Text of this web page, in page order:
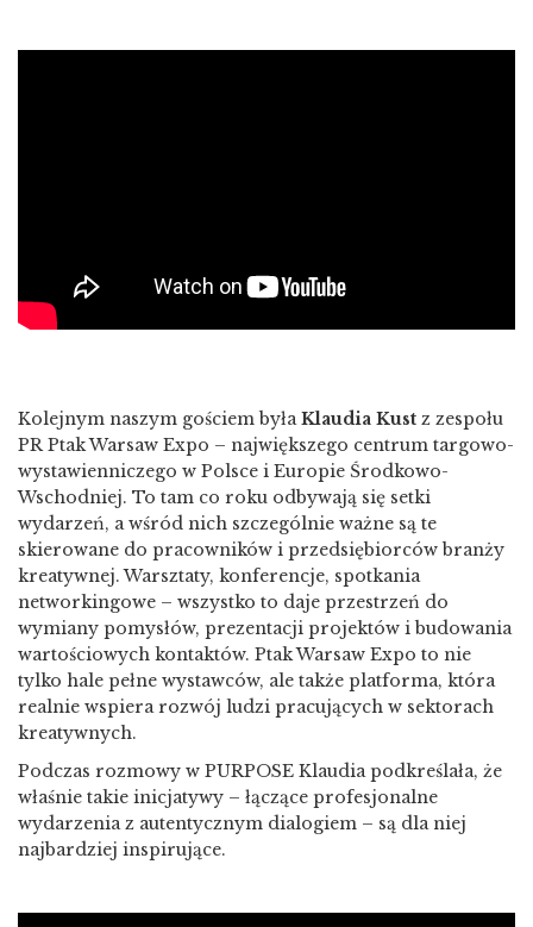
Kolejnym naszym gościem byłaKlaudia Kust z zespołu
PR Ptak Warsaw Expo – największego centrum targowo-
wystawienniczego w Polsce i Europie Środkowo-
Wschodniej. To tam co roku odbywają się setki
wydarzeń, a wśród nich szczególnie ważne są te
skierowane do pracowników i przedsiębiorców branży
kreatywnej. Warsztaty, konferencje, spotkania
networkingowe – wszystko to daje przestrzeń do
wymiany pomysłów, prezentacji projektów i budowania
wartościowych kontaktów. Ptak Warsaw Expo to nie
tylko hale pełne wystawców, ale także platforma, która
realnie wspiera rozwój ludzi pracujących w sektorach
kreatywnych.
Podczas rozmowy w PURPOSE Klaudia podkreślała, że
właśnie takie inicjatywy – łączące profesjonalne
wydarzenia z autentycznym dialogiem – są dla niej
najbardziej inspirujące.